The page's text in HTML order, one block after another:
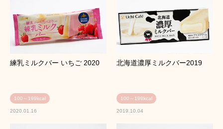
練乳ミルクバー いちご 2020
100～199kcal
2020.01.16
北海道濃厚ミルクバー2019
100～199kcal
2019.10.04